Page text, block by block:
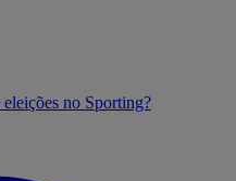
no Sporting?